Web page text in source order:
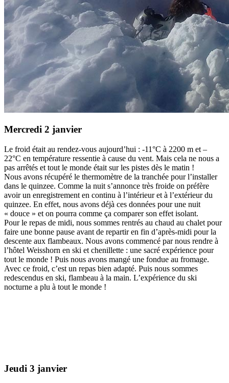
Mercredi 2 janvier
Le froid était au rendez-vous aujourd’hui : -11°C à 2200 m et –
22°C en température ressentie à cause du vent. Mais cela ne nous a
pas arrêtés et tout le monde était sur les pistes dès le matin !
Nous avons récupéré le thermomètre de la tranchée pour l’installer
dans le quinzee. Comme la nuit s’annonce très froide on préfère
avoir un enregistrement en continu à l’intérieur et à l’extérieur du
quinzee. En effet, nous avons déjà ces données pour une nuit
« douce » et on pourra comme ça comparer son effet isolant.
Pour le repas de midi, nous sommes rentrés au chaud au chalet pour
faire une bonne pause avant de repartir en fin d’après-midi pour la
descente aux flambeaux. Nous avons commencé par nous rendre à
l’hôtel Weisshorn en ski et chenillette : une sacré expérience pour
tout le monde ! Puis nous avons mangé une fondue au fromage.
Avec ce froid, c’est un repas bien adapté. Puis nous sommes
redescendus en ski, flambeau à la main. L’expérience du ski
nocturne a plu à tout le monde !
Jeudi 3 janvier